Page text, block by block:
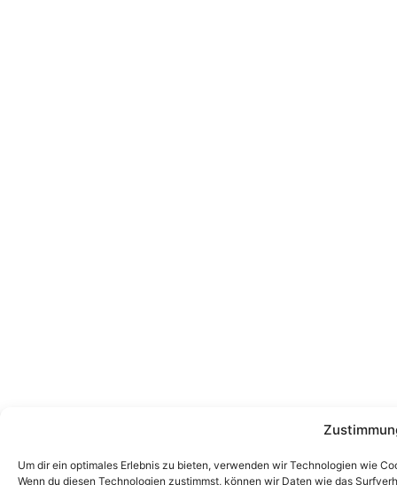
Um dir ein optimales Erlebnis zu bieten, verwenden wir Technologien wie
Wenn du diesen Technologien zustimmst, können wir Daten wie das